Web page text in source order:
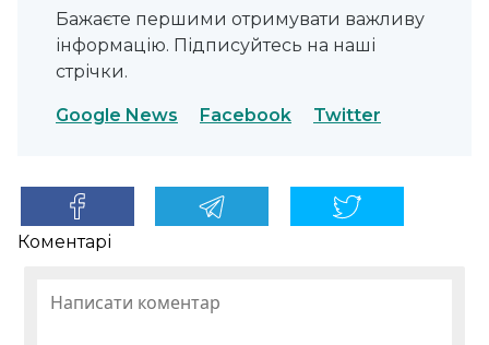
Бажаєте першими отримувати важливу
інформацію. Підписуйтесь на наші
стрічки.
Google News Facebook Twitter
Коментарі